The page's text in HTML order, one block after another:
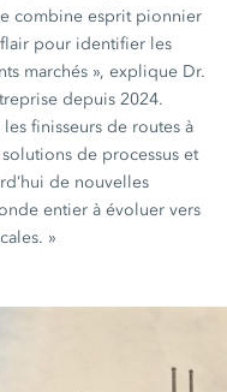
combine esprit pionnier
pour identifier les
marchés », explique Dr.
depuis 2024.
finisseurs de routes à
de processus et
de nouvelles
entier à évoluer vers
»